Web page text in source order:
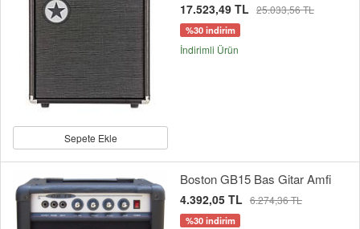
Sepete Ekle
17.523,49 TL 25.033,56 TL
%30 indirim
İndirimli Ürün
Boston GB15 Bas Gitar Amfi
4.392,05 TL 6.274,36 TL
%30 indirim